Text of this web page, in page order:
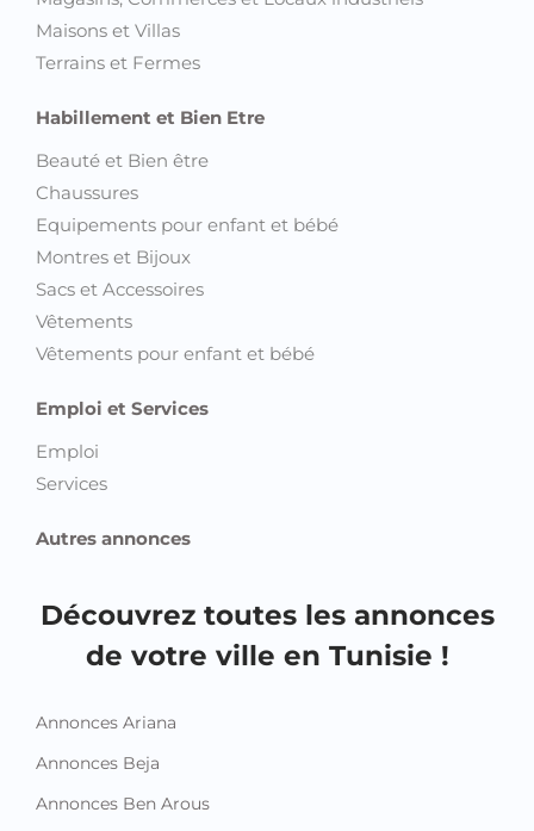
Maisons et Villas
Terrains et Fermes
Habillement et Bien Etre
Beauté et Bien être
Chaussures
Equipements pour enfant et bébé
Montres et Bijoux
Sacs et Accessoires
Vêtements
Vêtements pour enfant et bébé
Emploi et Services
Emploi
Services
Autres annonces
Découvrez toutes les annonces
de votre ville en Tunisie !
Annonces Ariana
Annonces Beja
Annonces Ben Arous